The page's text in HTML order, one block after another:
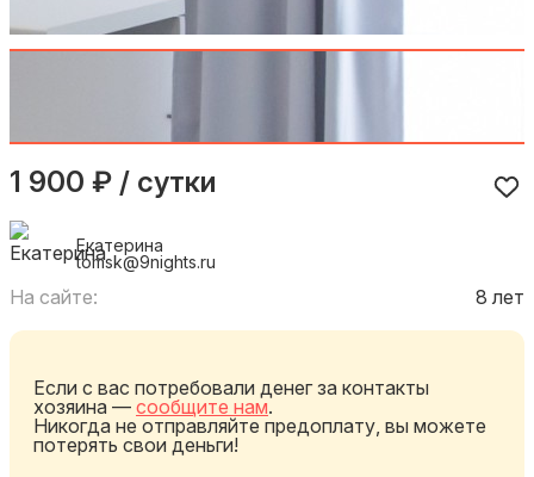
1 900 ₽ / сутки
Екатерина
tomsk@9nights.ru
На сайте: 8 лет
Если с вас потребовали денег за контакты
хозяина — сообщите нам.
Никогда не отправляйте предоплату, вы можете
потерять свои деньги!